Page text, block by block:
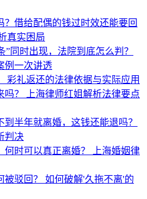
？借给配偶的钱过时效还能要回
真实困局​​
”同时出现，法院到底怎么判？
例一次讲透
彩礼返还的法律依据与实际应用
吗？
上海律师红姐解析法律要点
半年就离婚，这钱还能退吗？
判决
何时可以真正离婚？
上海婚姻律
被驳回？ 如何破解'久拖不离'的